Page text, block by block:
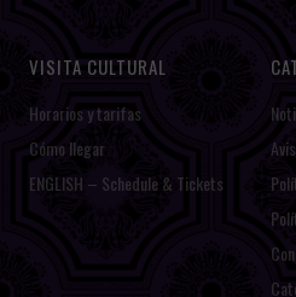
VISITA CULTURAL
Horarios y tarifas
Cómo llegar
ENGLISH – Schedule & Tickets